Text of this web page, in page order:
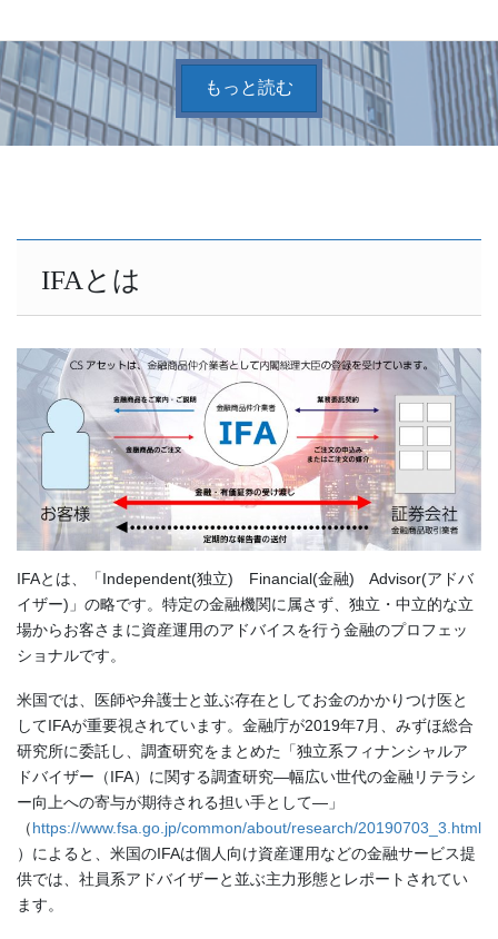
もっと読む
IFAとは
IFAとは、「Independent(独立) Financial(金融) Advisor(アドバ
イザー)」の略です。特定の金融機関に属さず、独立・中立的な立
場からお客さまに資産運用のアドバイスを行う金融のプロフェッ
ショナルです。
米国では、医師や弁護士と並ぶ存在としてお金のかかりつけ医と
してIFAが重要視されています。金融庁が2019年7月、みずほ総合
研究所に委託し、調査研究をまとめた「独立系フィナンシャルア
ドバイザー（IFA）に関する調査研究—幅広い世代の金融リテラシ
ー向上への寄与が期待される担い手として—」
（https://www.fsa.go.jp/common/about/research/20190703_3.html
）によると、米国のIFAは個人向け資産運用などの金融サービス提
供では、社員系アドバイザーと並ぶ主力形態とレポートされてい
ます。